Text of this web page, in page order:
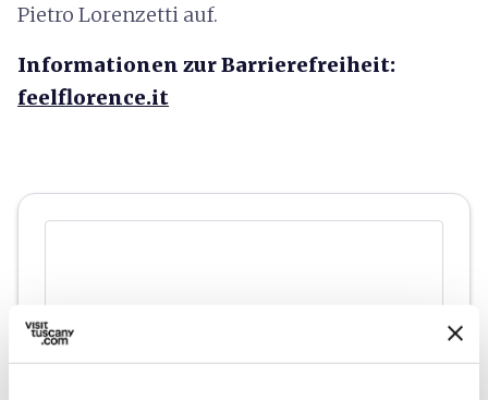
Pietro Lorenzetti auf.
Informationen zur Barrierefreiheit:
feelflorence.it